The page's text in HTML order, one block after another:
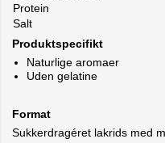
Protein
Salt
Produktspecifikt
Naturlige aromaer
Uden gelatine
Format
Sukkerdragéret lakrids med